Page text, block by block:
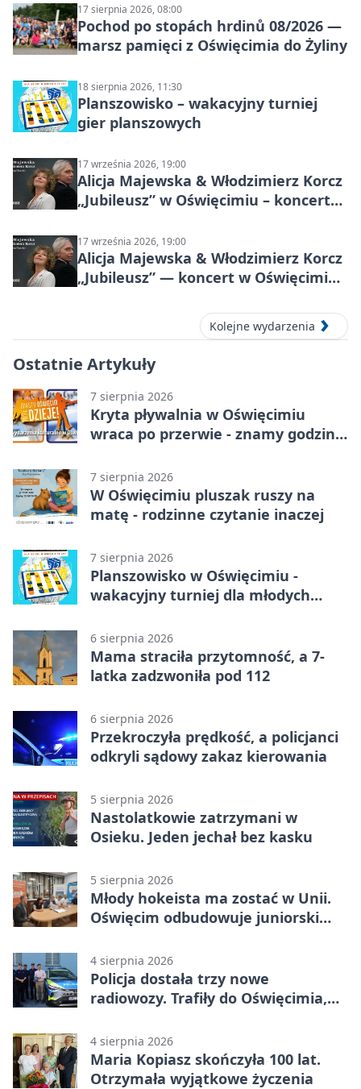
17 sierpnia 2026, 08:00
Pochod po stopách hrdinů 08/2026 —
marsz pamięci z Oświęcimia do Żyliny
18 sierpnia 2026, 11:30
Planszowisko – wakacyjny turniej
gier planszowych
17 września 2026, 19:00
Alicja Majewska & Włodzimierz Korcz
„Jubileusz” w Oświęcimiu – koncert
17 września 2026, 19:00
Alicja Majewska & Włodzimierz Korcz
„Jubileusz” — koncert w Oświęcimiu,
Kolejne wydarzenia
Ostatnie Artykuły
7 sierpnia 2026
Kryta pływalnia w Oświęcimiu
wraca po przerwie - znamy godziny
7 sierpnia 2026
W Oświęcimiu pluszak ruszy na
matę - rodzinne czytanie inaczej
7 sierpnia 2026
Planszowisko w Oświęcimiu -
wakacyjny turniej dla młodych
6 sierpnia 2026
Mama straciła przytomność, a 7-
latka zadzwoniła pod 112
6 sierpnia 2026
Przekroczyła prędkość, a policjanci
odkryli sądowy zakaz kierowania
5 sierpnia 2026
Nastolatkowie zatrzymani w
Osieku. Jeden jechał bez kasku
5 sierpnia 2026
Młody hokeista ma zostać w Unii.
Oświęcim odbudowuje juniorski
4 sierpnia 2026
Policja dostała trzy nowe
radiowozy. Trafiły do Oświęcimia,
4 sierpnia 2026
Maria Kopiasz skończyła 100 lat.
Otrzymała wyjątkowe życzenia